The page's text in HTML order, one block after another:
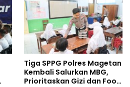
Tiga SPPG Polres Magetan
Kembali Salurkan MBG,
Prioritaskan Gizi dan Food